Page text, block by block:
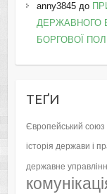
anny3845до
ДЕРЖАВНОГО
БОРГОВОЇ
ТЕҐИ
Європейський союз
історія держави і
державне